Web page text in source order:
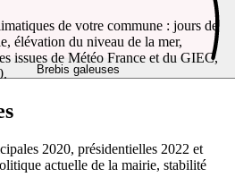
Brebis galeuses
de votre commune : jours de
élévation du niveau de la mer,
issues de Météo France et du GIEC,
2020, présidentielles 2022 et
actuelle de la mairie, stabilité